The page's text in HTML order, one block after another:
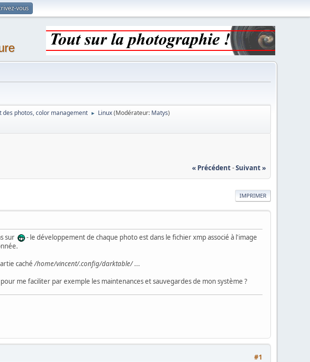
vous
des photos, color management ► Linux(Modérateur: Matys)
« Précédent-Suivant »
IMPRIMER
sur
- le développement de chaque photo est dans le fichier xmp associé à l'image
caché/home/vincent/.config/darktable/...
me faciliter par exemple les maintenances et sauvegardes de mon système ?
#1